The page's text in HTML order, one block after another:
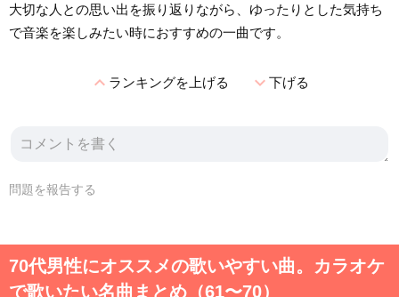
大切な人との思い出を振り返りながら、ゆったりとした気持ち
で音楽を楽しみたい時におすすめの一曲です。
expand_lessランキングを上げる expand_more下げる
問題を報告する
70代男性にオススメの歌いやすい曲。カラオケ
で歌いたい名曲まとめ（61〜70）